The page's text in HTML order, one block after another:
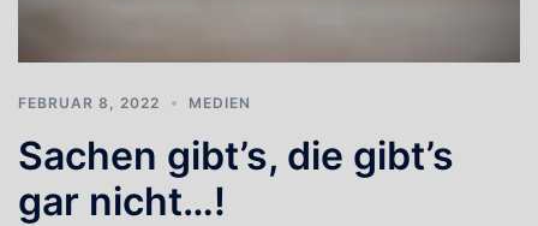
FEBRUAR 8, 2022 MEDIEN
Sachen gibt’s, die gibt’s
gar nicht…!